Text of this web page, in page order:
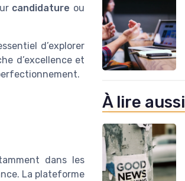
candidature ou
d’explorer
d’excellence et
dans les
La plateforme
À lire aussi